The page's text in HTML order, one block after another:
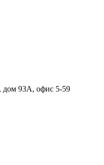
дом 93А, офис 5-59